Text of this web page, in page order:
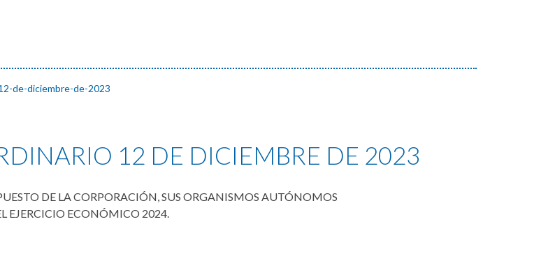
de-diciembre-de-2023
12 DE DICIEMBRE DE 2023
DE LA CORPORACIÓN, SUS ORGANISMOS AUTÓNOMOS
EJERCICIO ECONÓMICO 2024.